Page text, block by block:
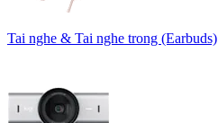
Tai nghe & Tai nghe trong (Earbuds)